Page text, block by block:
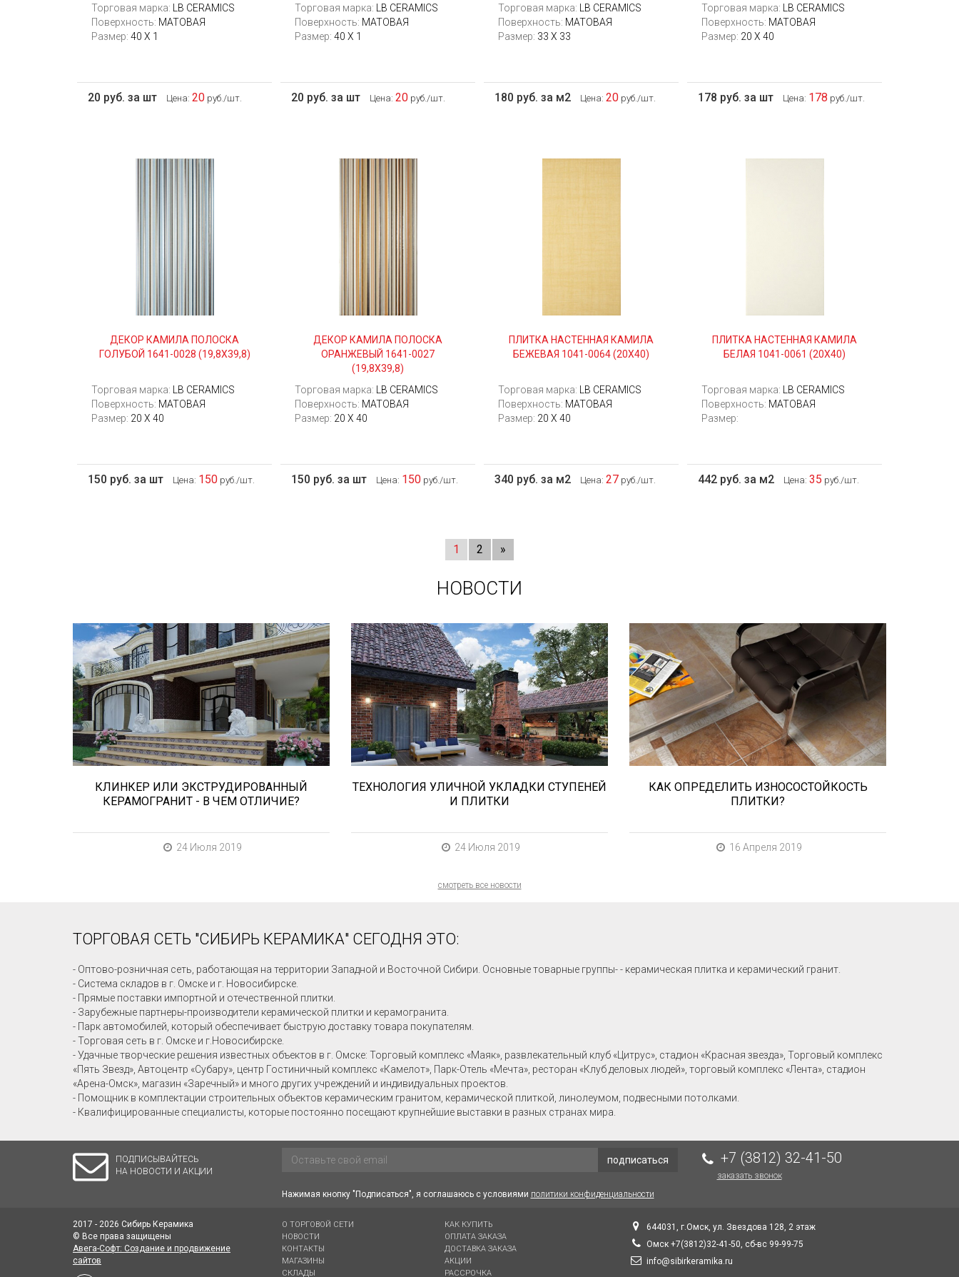
Торговая марка:
LB CERAMICS
Поверхность: МАТОВАЯ
Размер: 40 Х 1
20 руб. за шт Цена: 20 руб./шт.
Торговая марка:
LB CERAMICS
Поверхность: МАТОВАЯ
Размер: 40 Х 1
20 руб. за шт Цена: 20 руб./шт.
Торговая марка:
LB CERAMICS
Поверхность: МАТОВАЯ
Размер: 33 Х 33
180 руб. за м2 Цена: 20 руб./шт.
Торговая марка:
LB CERAMICS
Поверхность: МАТОВАЯ
Размер: 20 Х 40
178 руб. за шт Цена: 178 руб./шт.
ДЕКОР КАМИЛА ПОЛОСКА
ГОЛУБОЙ 1641-0028 (19,8Х39,8)
Торговая марка:
LB CERAMICS
Поверхность: МАТОВАЯ
Размер: 20 Х 40
150 руб. за шт Цена: 150 руб./шт.
ДЕКОР КАМИЛА ПОЛОСКА
ОРАНЖЕВЫЙ 1641-0027
(19,8Х39,8)
Торговая марка:
LB CERAMICS
Поверхность: МАТОВАЯ
Размер: 20 Х 40
150 руб. за шт Цена: 150 руб./шт.
ПЛИТКА НАСТЕННАЯ КАМИЛА
БЕЖЕВАЯ 1041-0064 (20Х40)
Торговая марка:
LB CERAMICS
Поверхность: МАТОВАЯ
Размер: 20 Х 40
340 руб. за м2 Цена: 27 руб./шт.
ПЛИТКА НАСТЕННАЯ КАМИЛА
БЕЛАЯ 1041-0061 (20Х40)
Торговая марка:
LB CERAMICS
Поверхность: МАТОВАЯ
Размер:
442 руб. за м2 Цена: 35 руб./шт.
1 2 »
НОВОСТИ
Сегодня «клинкером» называют все
подряд... и напольную плитку и ступени
(фронтальные, угловые) для облицовки
крыльца, фасадную плитку и другие
материалы преимущественно для
экстерьерной отделки домов, зон...
КЛИНКЕР ИЛИ ЭКСТРУДИРОВАННЫЙ
КЕРАМОГРАНИТ - В ЧЕМ ОТЛИЧИЕ?
24 Июля 2019
В этой статье мы расскажем о том,
что нужно учесть при выборе и
укладке уличных облицовочных
материалов (ступени и плитка).
ТЕХНОЛОГИЯ УЛИЧНОЙ УКЛАДКИ СТУПЕНЕЙ
И ПЛИТКИ
24 Июля 2019
При выборе любой плитки важно
важны не только цвет и размер, но и
ее износостойкость. Как же
определить износостойкость
керамической плитки и
керамогранита? Сейчас расскажем.
КАК ОПРЕДЕЛИТЬ ИЗНОСОСТОЙКОСТЬ
ПЛИТКИ?
16 Апреля 2019
смотреть все новости
ТОРГОВАЯ СЕТЬ "СИБИРЬ КЕРАМИКА" СЕГОДНЯ ЭТО:
- Оптово-розничная сеть, работающая на территории Западной и Восточной Сибири. Основные товарные группы- - керамическая плитка и керамический гранит.
- Система складов в г. Омске и г. Новосибирске.
- Прямые поставки импортной и отечественной плитки.
- Зарубежные партнеры-производители керамической плитки и керамогранита.
- Парк автомобилей, который обеспечивает быструю доставку товара покупателям.
- Торговая сеть в г. Омске и г.Новосибирске.
- Удачные творческие решения известных объектов в г. Омске: Торговый комплекс «Маяк», развлекательный клуб «Цитрус», стадион «Красная звезда», Торговый комплекс
«Пять Звезд», Автоцентр «Субару», центр Гостиничный комплекс «Камелот», Парк-Отель «Мечта», ресторан «Клуб деловых людей», торговый комплекс «Лента», стадион
«Арена-Омск», магазин «Заречный» и много других учреждений и индивидуальных проектов.
- Помощник в комплектации строительных объектов керамическим гранитом, керамической плиткой, линолеумом, подвесными потолками.
- Квалифицированные специалисты, которые постоянно посещают крупнейшие выставки в разных странах мира.
ПОДПИСЫВАЙТЕСЬ
НА НОВОСТИ И АКЦИИ
подписаться
Нажимая кнопку "Подписаться", я соглашаюсь с условиями политики конфиденциальности
+7 (3812) 32-41-50
заказать звонок
2017 - 2026 Сибирь Керамика
© Все права защищены
Авега-Софт: Создание и продвижение
сайтов
О ТОРГОВОЙ СЕТИ
НОВОСТИ
КОНТАКТЫ
МАГАЗИНЫ
СКЛАДЫ
КАК КУПИТЬ
ОПЛАТА ЗАКАЗА
ДОСТАВКА ЗАКАЗА
АКЦИИ
РАССРОЧКА
644031, г.Омск, ул. Звездова 128, 2 этаж
Омск +7(3812)32-41-50, сб-вс 99-99-75
info@sibirkeramika.ru